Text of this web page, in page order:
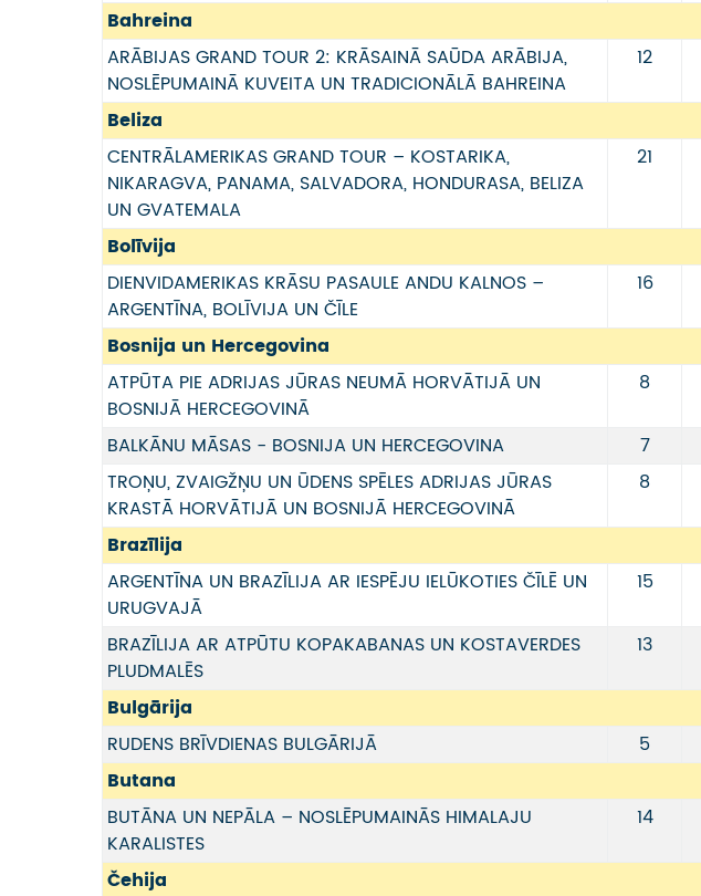
Bahreina
ARĀBIJAS GRAND TOUR 2: KRĀSAINĀ SAŪDA ARĀBIJA,
NOSLĒPUMAINĀ KUVEITA UN TRADICIONĀLĀ BAHREINA
12
Beliza
CENTRĀLAMERIKAS GRAND TOUR – KOSTARIKA,
NIKARAGVA, PANAMA, SALVADORA, HONDURASA, BELIZA
UN GVATEMALA
21
Bolīvija
DIENVIDAMERIKAS KRĀSU PASAULE ANDU KALNOS –
ARGENTĪNA, BOLĪVIJA UN ČĪLE
16
Bosnija un Hercegovina
ATPŪTA PIE ADRIJAS JŪRAS NEUMĀ HORVĀTIJĀ UN
BOSNIJĀ HERCEGOVINĀ
8
BALKĀNU MĀSAS - BOSNIJA UN HERCEGOVINA
7
TROŅU, ZVAIGŽŅU UN ŪDENS SPĒLES ADRIJAS JŪRAS
KRASTĀ HORVĀTIJĀ UN BOSNIJĀ HERCEGOVINĀ
8
Brazīlija
ARGENTĪNA UN BRAZĪLIJA AR IESPĒJU IELŪKOTIES ČĪLĒ UN
URUGVAJĀ
15
BRAZĪLIJA AR ATPŪTU KOPAKABANAS UN KOSTAVERDES
PLUDMALĒS
13
Bulgārija
RUDENS BRĪVDIENAS BULGĀRIJĀ
5
Butana
BUTĀNA UN NEPĀLA – NOSLĒPUMAINĀS HIMALAJU
KARALISTES
14
Čehija